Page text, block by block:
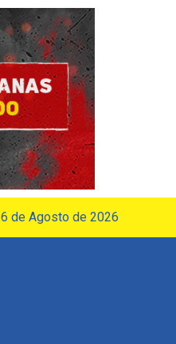
6 de Agosto de 2026